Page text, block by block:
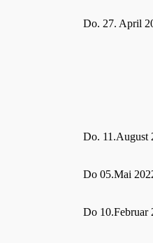
Do. 27. April
Do. 11.August
Do 05.Mai
Do 10.Februar